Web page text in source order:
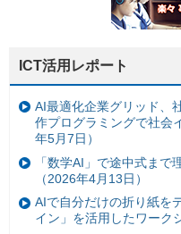
ICT活用レポート
AI最適化企業グリッド、
作プログラミングで社会
年5月7日）
「数学AI」で途中式ま
（2026年4月13日）
AIで自分だけの折り紙を
イン」を活用したワーク